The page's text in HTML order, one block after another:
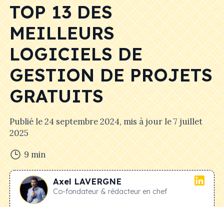
TOP 13 DES
MEILLEURS
LOGICIELS DE
GESTION DE PROJETS
GRATUITS
Publié le24 septembre 2024, mis à jour le7 juillet
2025
9 min
Axel LAVERGNE
Co-fondateur & rédacteur en chef